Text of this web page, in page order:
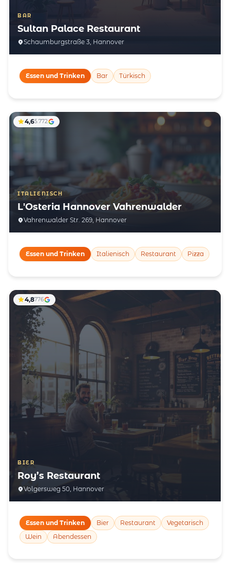
BAR
Sultan Palace Restaurant
Schaumburgstraße 3, Hannover
Essen und Trinken Bar Türkisch
ITALIENISCH
L'Osteria Hannover Vahrenwalder
Vahrenwalder Str. 269, Hannover
4,65.772
Essen und Trinken Italienisch Restaurant Pizza
BIER
Roy’s Restaurant
Volgersweg 50, Hannover
4,8776
Essen und Trinken Bier Restaurant
Vegetarisch
Wein
Abendessen